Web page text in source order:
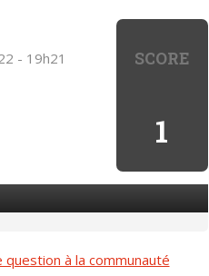
SCORE
1
- 19h21
à la communauté